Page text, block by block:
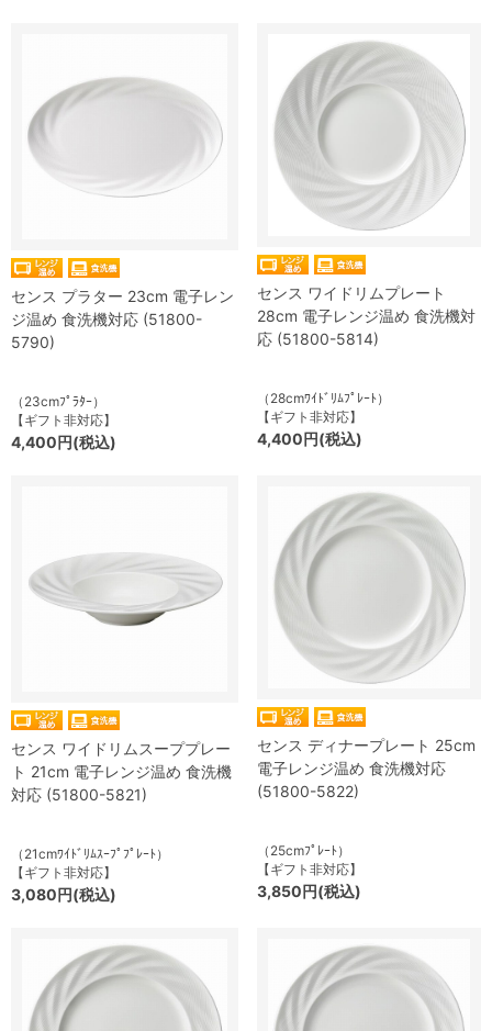
センス プラター 23cm 電子レン
ジ温め 食洗機対応 (51800-
5790)
（23cmﾌﾟﾗﾀｰ）
【ギフト非対応】
4,400円(税込)
センス ワイドリムプレート
28cm 電子レンジ温め 食洗機対
応 (51800-5814)
（28cmﾜｲﾄﾞﾘﾑﾌﾟﾚｰﾄ）
【ギフト非対応】
4,400円(税込)
センス ワイドリムスーププレー
ト 21cm 電子レンジ温め 食洗機
対応 (51800-5821)
（21cmﾜｲﾄﾞﾘﾑｽｰﾌﾟﾌﾟﾚｰﾄ）
【ギフト非対応】
3,080円(税込)
センス ディナープレート 25cm
電子レンジ温め 食洗機対応
(51800-5822)
（25cmﾌﾟﾚｰﾄ）
【ギフト非対応】
3,850円(税込)